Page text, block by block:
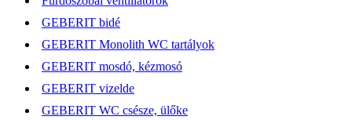
GEBERIT bidé
GEBERIT Monolith WC tartályok
GEBERIT mosdó, kézmosó
GEBERIT vizelde
GEBERIT WC csésze, ülőke